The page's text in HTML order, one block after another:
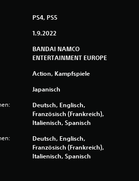
v
5
S
PS4, PS5
1.9.2022
BANDAI NAMCO
ENTERTAINMENT EUROPE
Action, Kampfspiele
Japanisch
Deutsch, Englisch,
Französisch (Frankreich),
Italienisch, Spanisch
Deutsch, Englisch,
Französisch (Frankreich),
Italienisch, Spanisch